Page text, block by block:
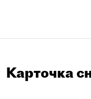
Карточка